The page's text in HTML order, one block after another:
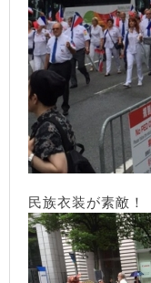
民族衣装が素敵！